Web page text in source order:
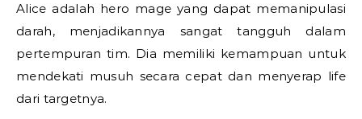
Alice adalah hero mage yang dapat memanipulasi
darah, menjadikannya sangat tangguh dalam
pertempuran tim. Dia memiliki kemampuan untuk
mendekati musuh secara cepat dan menyerap life
dari targetnya.